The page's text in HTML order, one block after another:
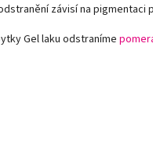
závisí na pigmentaci
Gel laku odstraníme